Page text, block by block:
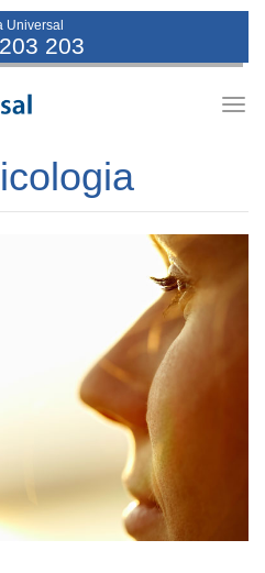
Universal
203